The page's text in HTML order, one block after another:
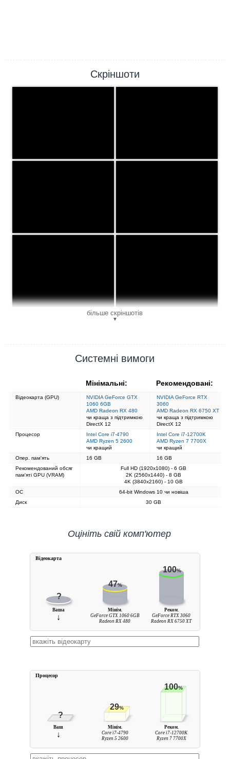
Скріншоти
більше скріншотів
▼
Системні вимоги
Мінімальні: Рекомендовані:
Відеокарта (GPU)
NVIDIA GeForce GTX
1060 6GB
AMD Radeon RX 480
чи краща з підтримкою
DirectX 12
NVIDIA GeForce RTX
3060
AMD Radeon RX 6750 XT
чи краща з підтримкою
DirectX 12
Процесор
Intel Core i7-4790
AMD Ryzen 5 2600
чи кращий
Intel Core i7-12700K
AMD Ryzen 7 7700X
чи кращий
Опер. пам'ять
16 GB
16 GB
Рекомендований обсяг
пам'яті GPU (VRAM)
Full HD (1920x1080) - 6 GB
2K (2560x1440) - 8 GB
4K (3840x2160) - 10 GB
ОС
64-bit Windows 10 чи новіша
Диск
30 GB
Оцініть свій комп'ютер
?
47%
100%
Ваша
↓
Мінім.
GeForce GTX 1060 6GB
Radeon RX 480
Реком.
GeForce RTX 3060
Radeon RX 6750 XT
Вiдеокарта
?
29%
100%
Ваш
↓
Мінім.
Core i7-4790
Ryzen 5 2600
Реком.
Core i7-12700K
Ryzen 7 7700X
Процесор